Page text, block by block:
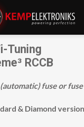
(automatic) fuse or
& Diamond version
Tuning
RCCB